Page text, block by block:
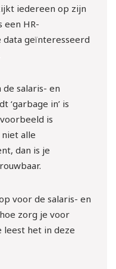
iedereen op zijn
een HR-
geïnteresseerd
salaris- en
‘garbage in’ is
is
alle
dan is je
voor de salaris- en
zorg je voor
leest het in deze